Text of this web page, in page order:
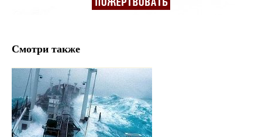
Смотри также